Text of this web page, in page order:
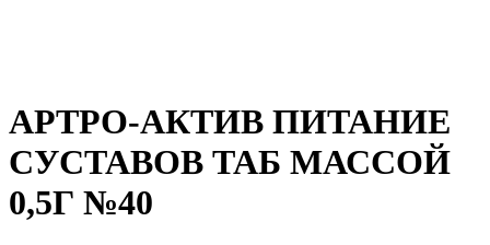
АРТРО-АКТИВ ПИТАНИЕ
СУСТАВОВ ТАБ МАССОЙ
0,5Г №40